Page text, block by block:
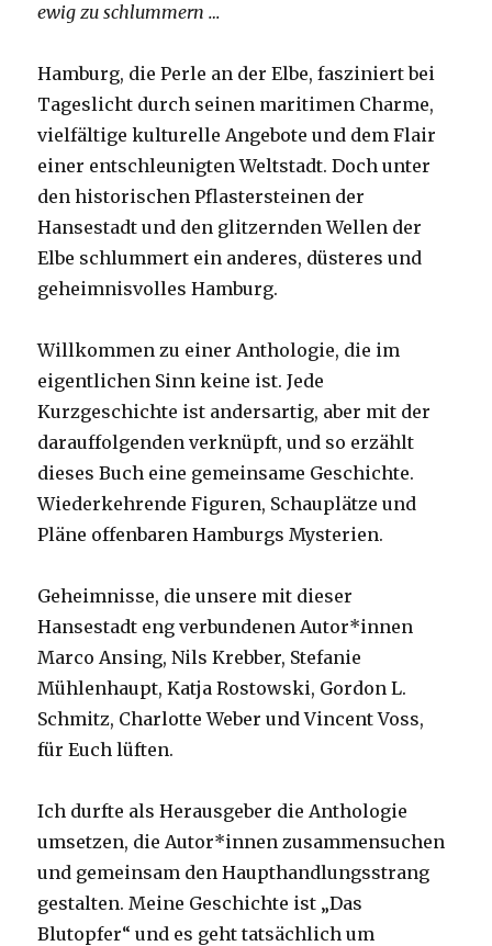
ewig zu schlummern …
Hamburg, die Perle an der Elbe, fasziniert bei
Tageslicht durch seinen maritimen Charme,
vielfältige kulturelle Angebote und dem Flair
einer entschleunigten Weltstadt. Doch unter
den historischen Pflastersteinen der
Hansestadt und den glitzernden Wellen der
Elbe schlummert ein anderes, düsteres und
geheimnisvolles Hamburg.
Willkommen zu einer Anthologie, die im
eigentlichen Sinn keine ist. Jede
Kurzgeschichte ist andersartig, aber mit der
darauffolgenden verknüpft, und so erzählt
dieses Buch eine gemeinsame Geschichte.
Wiederkehrende Figuren, Schauplätze und
Pläne offenbaren Hamburgs Mysterien.
Geheimnisse, die unsere mit dieser
Hansestadt eng verbundenen Autor*innen
Marco Ansing, Nils Krebber, Stefanie
Mühlenhaupt, Katja Rostowski, Gordon L.
Schmitz, Charlotte Weber und Vincent Voss,
für Euch lüften.
Ich durfte als Herausgeber die Anthologie
umsetzen, die Autor*innen zusammensuchen
und gemeinsam den Haupthandlungsstrang
gestalten. Meine Geschichte ist „Das
Blutopfer“ und es geht tatsächlich um